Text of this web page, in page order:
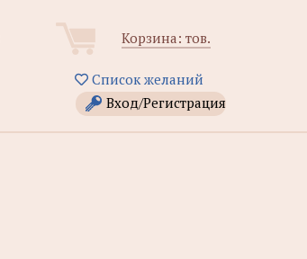
Корзина: тов.
Список желаний
Вход/Регистрация